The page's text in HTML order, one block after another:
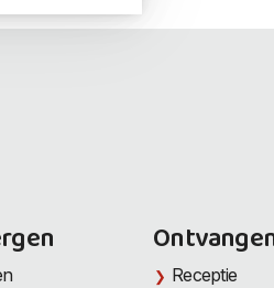
Receptie